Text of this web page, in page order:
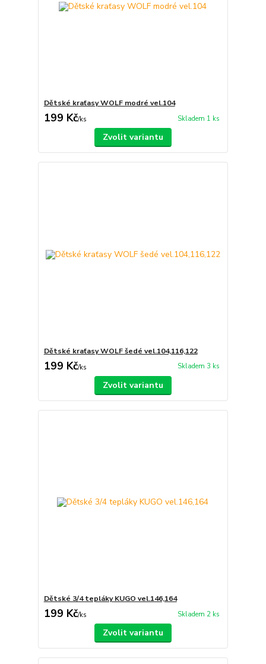
Dětské kraťasy WOLF modré vel.104
199 Kč/ks Skladem 1 ks
Zvolit variantu
Dětské kraťasy WOLF šedé vel.104,116,122
199 Kč/ks Skladem 3 ks
Zvolit variantu
Dětské 3/4 tepláky KUGO vel.146,164
199 Kč/ks Skladem 2 ks
Zvolit variantu